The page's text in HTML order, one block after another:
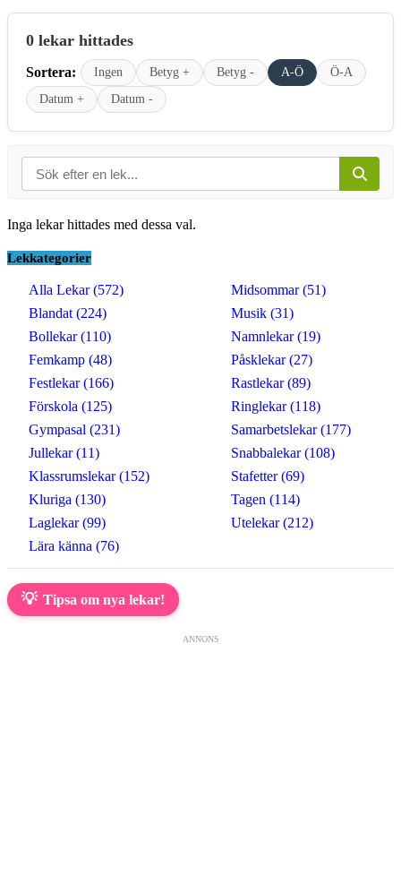
0 lekar hittades
Sortera: Ingen Betyg + Betyg - A-Ö
Ö-A
Datum +
Datum -
Inga lekar hittades med dessa val.
Lekkategorier
Alla Lekar (572)
Blandat (224)
Bollekar (110)
Femkamp (48)
Festlekar (166)
Förskola (125)
Gympasal (231)
Jullekar (11)
Klassrumslekar (152)
Kluriga (130)
Laglekar (99)
Lära känna (76)
Midsommar (51)
Musik (31)
Namnlekar (19)
Påsklekar (27)
Rastlekar (89)
Ringlekar (118)
Samarbetslekar (177)
Snabbalekar (108)
Stafetter (69)
Tagen (114)
Utelekar (212)
💡 Tipsa om nya lekar!
ANNONS